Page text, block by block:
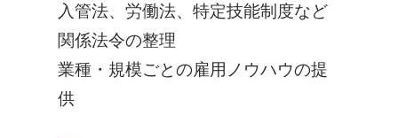
入管法、労働法、特定技能制度など
関係法令の整理
業種・規模ごとの雇用ノウハウの提
供